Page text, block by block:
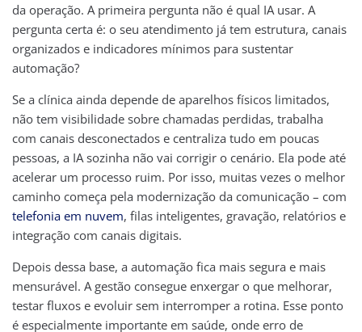
da operação. A primeira pergunta não é qual IA usar. A
pergunta certa é: o seu atendimento já tem estrutura, canais
organizados e indicadores mínimos para sustentar
automação?
Se a clínica ainda depende de aparelhos físicos limitados,
não tem visibilidade sobre chamadas perdidas, trabalha
com canais desconectados e centraliza tudo em poucas
pessoas, a IA sozinha não vai corrigir o cenário. Ela pode até
acelerar um processo ruim. Por isso, muitas vezes o melhor
caminho começa pela modernização da comunicação – com
telefonia em nuvem, filas inteligentes, gravação, relatórios e
integração com canais digitais.
Depois dessa base, a automação fica mais segura e mais
mensurável. A gestão consegue enxergar o que melhorar,
testar fluxos e evoluir sem interromper a rotina. Esse ponto
é especialmente importante em saúde, onde erro de